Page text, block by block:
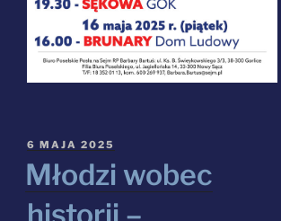
OPUBLIKOWANE
6 MAJA 2025
Młodzi wobec
historii –